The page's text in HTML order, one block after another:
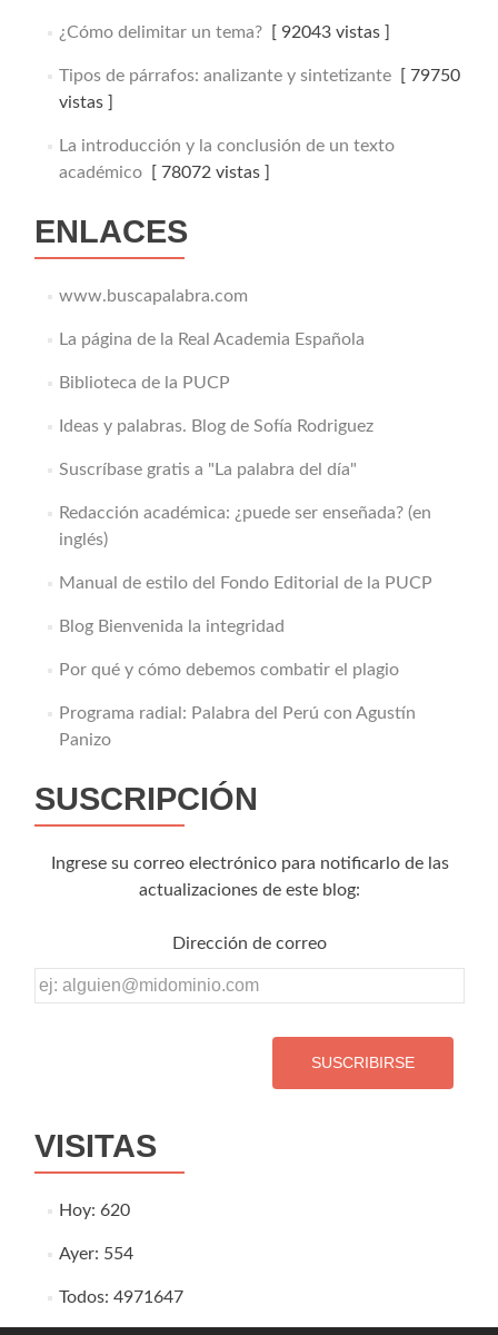
¿Cómo delimitar un tema?[ 92043 vistas ]
Tipos de párrafos: analizante y sintetizante[ 79750
vistas ]
La introducción y la conclusión de un texto
académico[ 78072 vistas ]
ENLACES
www.buscapalabra.com
La página de la Real Academia Española
Biblioteca de la PUCP
Ideas y palabras. Blog de Sofía Rodriguez
Suscríbase gratis a "La palabra del día"
Redacción académica: ¿puede ser enseñada? (en
inglés)
Manual de estilo del Fondo Editorial de la PUCP
Blog Bienvenida la integridad
Por qué y cómo debemos combatir el plagio
Programa radial: Palabra del Perú con Agustín
Panizo
SUSCRIPCIÓN
Ingrese su correo electrónico para notificarlo de las
actualizaciones de este blog:
Dirección de correo
Dirección
de
correo
VISITAS
Hoy: 620
Ayer: 554
Todos: 4971647